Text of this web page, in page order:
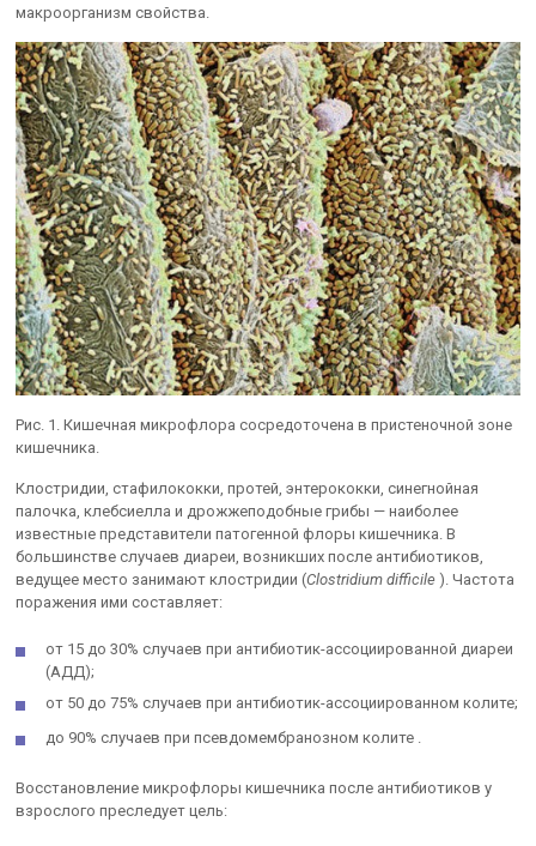
макроорганизм свойства.
Рис. 1. Кишечная микрофлора сосредоточена в пристеночной зоне
кишечника.
Клостридии, стафилококки, протей, энтерококки, синегнойная
палочка, клебсиелла и дрожжеподобные грибы — наиболее
известные представители патогенной флоры кишечника. В
большинстве случаев диареи, возникших после антибиотиков,
ведущее место занимают клостридии (Clostridium difficile ). Частота
поражения ими составляет:
от 15 до 30% случаев при антибиотик-ассоциированной диареи
(АДД);
от 50 до 75% случаев при антибиотик-ассоциированном колите;
до 90% случаев при псевдомембранозном колите .
Восстановление микрофлоры кишечника после антибиотиков у
взрослого преследует цель: